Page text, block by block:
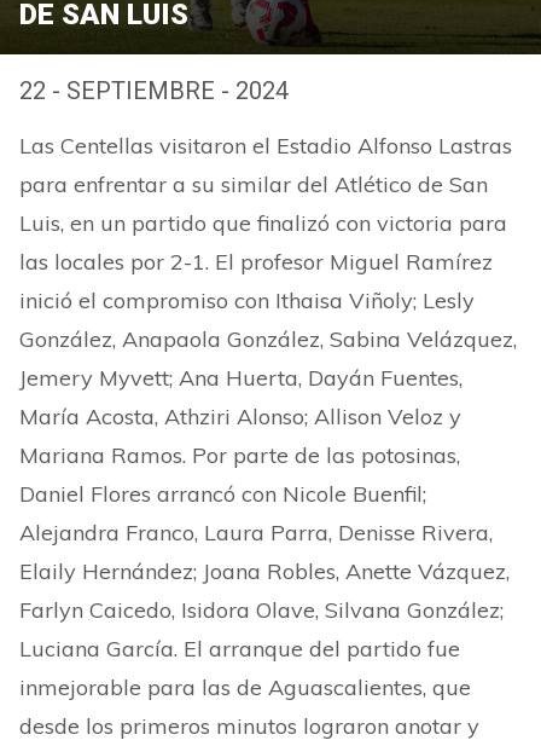
DE SAN LUIS
22 - SEPTIEMBRE - 2024
Las Centellas visitaron el Estadio Alfonso Lastras
para enfrentar a su similar del Atlético de San
Luis, en un partido que finalizó con victoria para
las locales por 2-1. El profesor Miguel Ramírez
inició el compromiso con Ithaisa Viñoly; Lesly
González, Anapaola González, Sabina Velázquez,
Jemery Myvett; Ana Huerta, Dayán Fuentes,
María Acosta, Athziri Alonso; Allison Veloz y
Mariana Ramos. Por parte de las potosinas,
Daniel Flores arrancó con Nicole Buenfil;
Alejandra Franco, Laura Parra, Denisse Rivera,
Elaily Hernández; Joana Robles, Anette Vázquez,
Farlyn Caicedo, Isidora Olave, Silvana González;
Luciana García. El arranque del partido fue
inmejorable para las de Aguascalientes, que
desde los primeros minutos lograron anotar y